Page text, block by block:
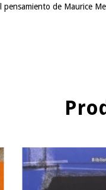
de Maurice